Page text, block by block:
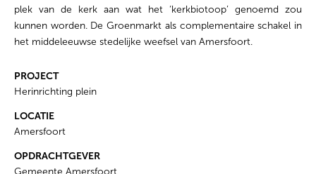
plek van de kerk aan wat het ‘kerkbiotoop’ genoemd zou
kunnen worden. De Groenmarkt als complementaire schakel in
het middeleeuwse stedelijke weefsel van Amersfoort.
PROJECT
Herinrichting plein
LOCATIE
Amersfoort
OPDRACHTGEVER
Gemeente Amersfoort